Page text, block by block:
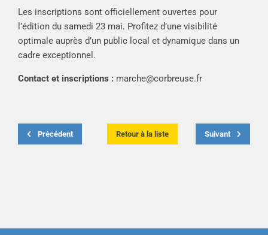
Les inscriptions sont officiellement ouvertes pour
l’édition du samedi 23 mai. Profitez d’une visibilité
optimale auprès d’un public local et dynamique dans un
cadre exceptionnel.
Contact et inscriptions : marche@corbreuse.fr
Précédent Retour à la liste Suivant